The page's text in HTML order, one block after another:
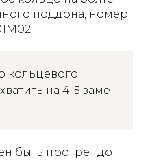
поддона, номер
кольцевого
на 4-5 замен
быть прогрет до